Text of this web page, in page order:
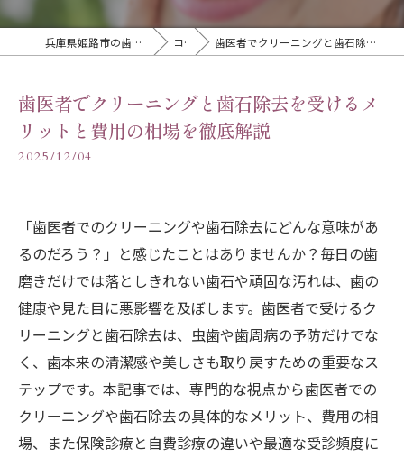
兵庫県姫路市の歯医者ならやまもと歯科医院 コラム 歯医者でクリーニングと歯石除去を受けるメリットと費用の相場を徹底解説
歯医者でクリーニングと歯石除去を受けるメ
リットと費用の相場を徹底解説
2025/12/04
「歯医者でのクリーニングや歯石除去にどんな意味があ
るのだろう？」と感じたことはありませんか？毎日の歯
磨きだけでは落としきれない歯石や頑固な汚れは、歯の
健康や見た目に悪影響を及ぼします。歯医者で受けるク
リーニングと歯石除去は、虫歯や歯周病の予防だけでな
く、歯本来の清潔感や美しさも取り戻すための重要なス
テップです。本記事では、専門的な視点から歯医者での
クリーニングや歯石除去の具体的なメリット、費用の相
場、また保険診療と自費診療の違いや最適な受診頻度に